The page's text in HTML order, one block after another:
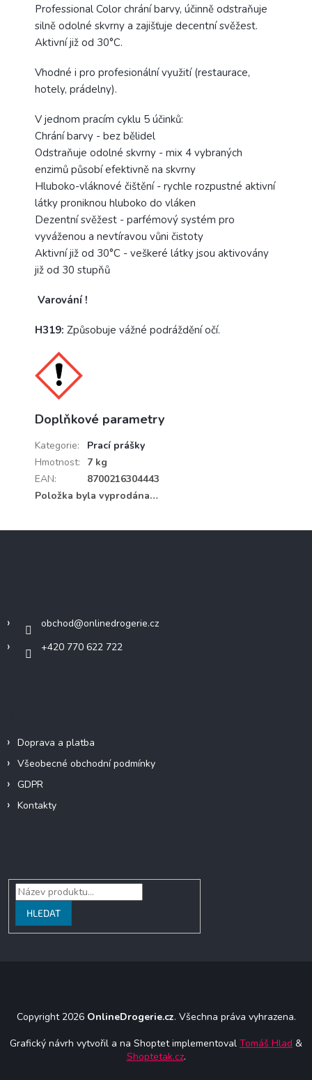
Professional Color chrání barvy, účinně odstraňuje
silně odolné skvrny a zajišťuje decentní svěžest.
Aktivní již od 30°C.
Vhodné i pro profesionální využití (restaurace,
hotely, prádelny).
V jednom pracím cyklu 5 účinků:
Chrání barvy - bez bělidel
Odstraňuje odolné skvrny - mix 4 vybraných
enzimů působí efektivně na skvrny
Hluboko-vláknové čištění - rychle rozpustné aktivní
látky proniknou hluboko do vláken
Dezentní svěžest - parfémový systém pro
vyváženou a nevtíravou vůni čistoty
Aktivní již od 30°C - veškeré látky jsou aktivovány
již od 30 stupňů
Varování !
H319: Způsobuje vážné podráždění očí.
Doplňkové parametry
Kategorie:
Prací prášky
Hmotnost:
7 kg
EAN:
8700216304443
Položka byla vyprodána…
obchod@onlinedrogerie.cz
+420 770 622 722
Doprava a platba
Všeobecné obchodní podmínky
GDPR
Kontakty
HLEDAT
Copyright 2026 OnlineDrogerie.cz. Všechna práva vyhrazena.
Grafický návrh vytvořil a na Shoptet implementoval Tomáš Hlad &
Shoptetak.cz.